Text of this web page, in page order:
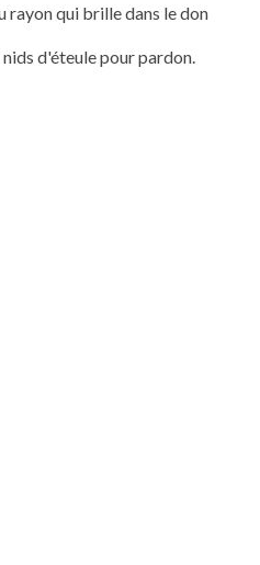
rayon qui brille dans le don
d'éteule pour pardon.